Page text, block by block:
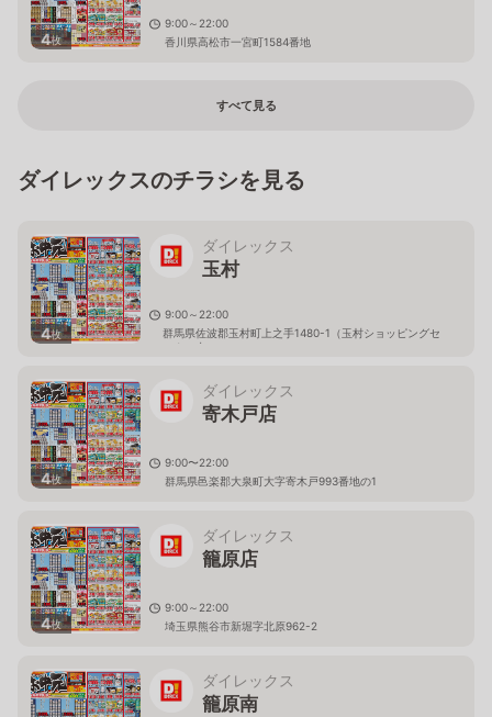
4枚
9:00～22:00
香川県高松市一宮町1584番地
すべて見る
ダイレックスのチラシを見る
4枚
ダイレックス
玉村
9:00～22:00
群馬県佐波郡玉村町上之手1480-1（玉村ショッピングセ
ンター内）
4枚
ダイレックス
寄木戸店
9:00〜22:00
群馬県邑楽郡大泉町大字寄木戸993番地の1
4枚
ダイレックス
籠原店
9:00～22:00
埼玉県熊谷市新堀字北原962-2
ダイレックス
籠原南